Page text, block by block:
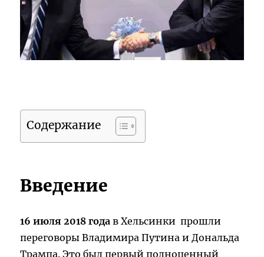
Содержание
Введение
16 июля 2018 года в Хельсинки прошли
переговоры Владимира Путина и Дональда
Трампа. Это был первый полноценный